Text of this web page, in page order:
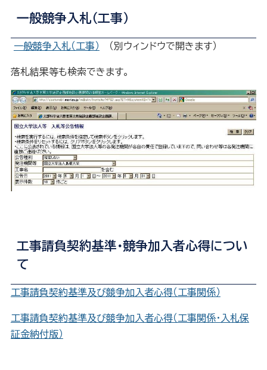
一般競争入札（工事）
一般競争入札（工事） （別ウィンドウで開きます）
落札結果等も検索できます。
工事請負契約基準・競争加入者心得につい
て
工事請負契約基準及び競争加入者心得（工事関係）
工事請負契約基準及び競争加入者心得（工事関係・入札保
証金納付版）